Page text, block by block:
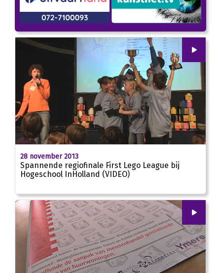
00
28 november 2013
Spannende regiofinale First Lego League bij
Hogeschool InHolland (VIDEO)
00:00